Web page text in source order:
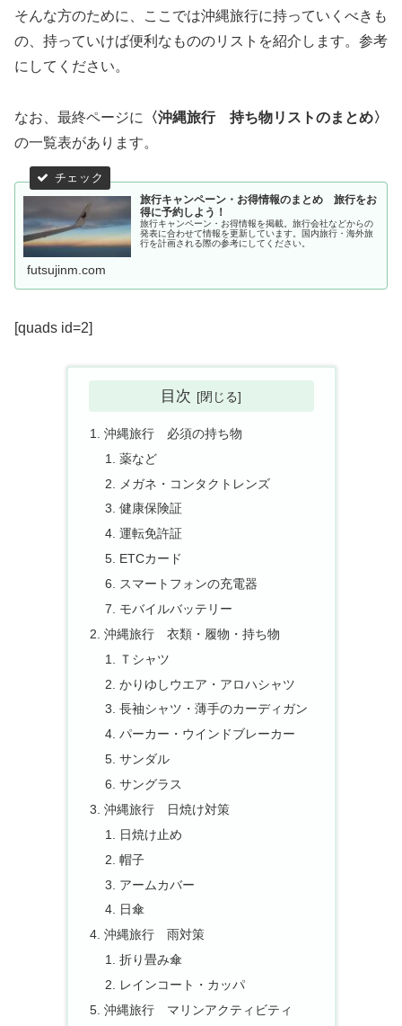
そんな方のために、ここでは沖縄旅行に持っていくべきも
の、持っていけば便利なもののリストを紹介します。参考
にしてください。
なお、最終ページに
〈沖縄旅行 持ち物リストのまとめ〉
の一覧表があります。
旅行キャンペーン・お得情報のまとめ 旅行をお
得に予約しよう！
旅行キャンペーン・お得情報を掲載。旅行会社などからの
発表に合わせて情報を更新しています。国内旅行・海外旅
行を計画される際の参考にしてください。
futsujinm.com
[quads id=2]
目次
沖縄旅行 必須の持ち物
薬など
メガネ・コンタクトレンズ
健康保険証
運転免許証
ETCカード
スマートフォンの充電器
モバイルバッテリー
沖縄旅行 衣類・履物・持ち物
Ｔシャツ
かりゆしウエア・アロハシャツ
長袖シャツ・薄手のカーディガン
パーカー・ウインドブレーカー
サンダル
サングラス
沖縄旅行 日焼け対策
日焼け止め
帽子
アームカバー
日傘
沖縄旅行 雨対策
折り畳み傘
レインコート・カッパ
沖縄旅行 マリンアクティビティ